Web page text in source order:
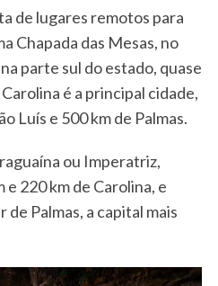
de lugares remotos para
Chapada das Mesas, no
parte sul do estado, quase
é a principal cidade,
Luís e 500 km de Palmas.
ou Imperatriz,
220 km de Carolina, e
Palmas, a capital mais